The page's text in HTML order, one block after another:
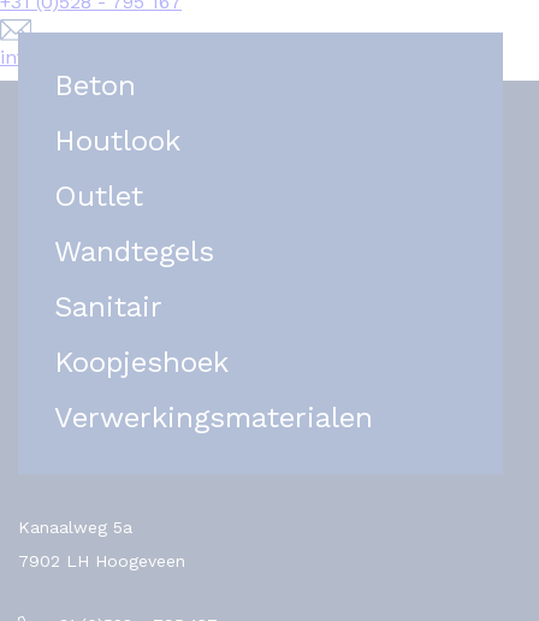
info@het-tegelplein.nl
Beton
Houtlook
Outlet
Wandtegels
Sanitair
Koopjeshoek
Verwerkingsmaterialen
Kanaalweg 5a
7902 LH Hoogeveen